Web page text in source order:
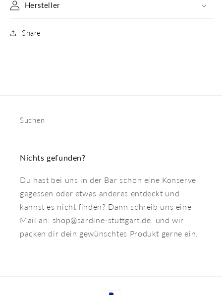
Hersteller
Share
Suchen
Nichts gefunden?
Du hast bei uns in der Bar schon eine Konserve
gegessen oder etwas anderes entdeckt und
kannst es nicht finden? Dann schreib uns eine
Mail an: shop@sardine-stuttgart.de. und wir
packen dir dein gewünschtes Produkt gerne ein.
Zahlungsmethoden